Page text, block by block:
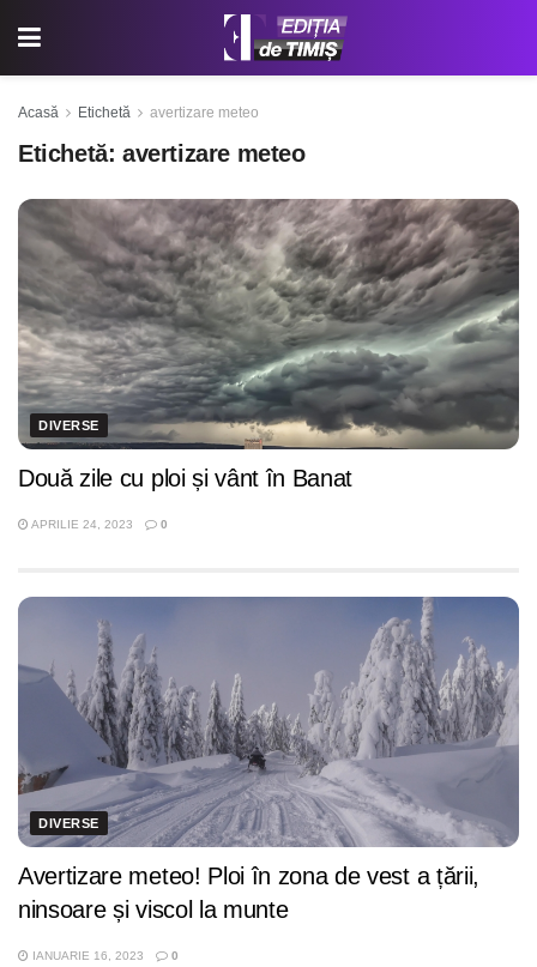
Acasă Etichetă avertizare meteo
Etichetă: avertizare meteo
DIVERSE
Două zile cu ploi și vânt în Banat
APRILIE 24, 2023 0
DIVERSE
Avertizare meteo! Ploi în zona de vest a țării,
ninsoare și viscol la munte
IANUARIE 16, 2023 0